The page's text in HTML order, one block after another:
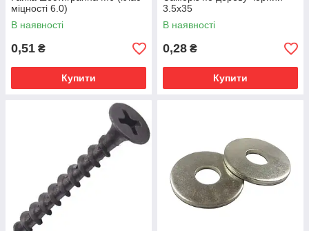
міцності 6.0)
В наявності
0,51 ₴
Купити
3.5х35
В наявності
0,28 ₴
Купити